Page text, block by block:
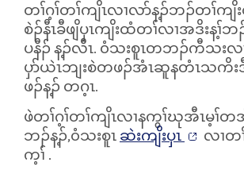
တၢ်ဂ့ၢ်တၢ်ကျိၤလၢလာ်န့ၣ်ဘၣ်တၢ်ကျိ
စဲၣ်နီၤခီဖျိပှၤကျိးထံတၢ်လၢအဒိးန့ၢ်ဘ
ပနီၣ် န့ၣ်လီၤ. ၀ံသးစူၤတဘၣ်ကီသး
ပှာ်ယဲၤဘျးစဲတဖၣ်အံၤဆူနတံၤသကိ
ဖၣ်န့ၣ် တဂ့ၤ.
ဖဲတၢ်ဂ့ၢ်တၢ်ကျိၤလၢနကွၢ်ဃုအီၤမ့ၢ်
ဘၣ်န့ၣ်,၀ံသးစူၤ ဆဲးကျိးပှၤ
လၢတ
က့ၢ် .